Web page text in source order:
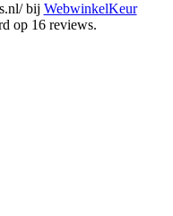
bij WebwinkelKeur
op 16 reviews.